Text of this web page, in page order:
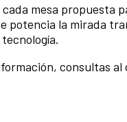
cada mesa propuesta
potencia la mirada
consultas al